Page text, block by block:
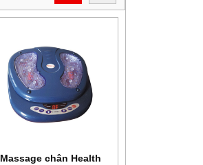
Massage chân Health